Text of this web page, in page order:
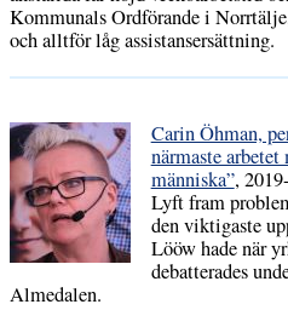
Kommunals Ordförande i
och alltför låg assistansersättning.
Carin Öhman,
närmaste arbetet
människa”,
Lyft fram
den viktigaste
Lööw hade när
debatterades
Almedalen.